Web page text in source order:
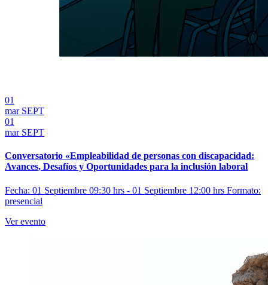
01
mar SEPT
01
mar SEPT
Conversatorio «Empleabilidad de personas con discapacidad:
Avances, Desafíos y Oportunidades para la inclusión laboral
Fecha: 01 Septiembre 09:30 hrs - 01 Septiembre 12:00 hrs Formato:
presencial
Ver evento